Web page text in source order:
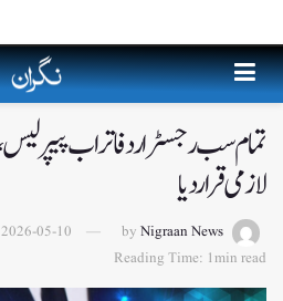
لازمی قرار دیا
by Nigraan News
2026-05-10
Reading Time: 1min read